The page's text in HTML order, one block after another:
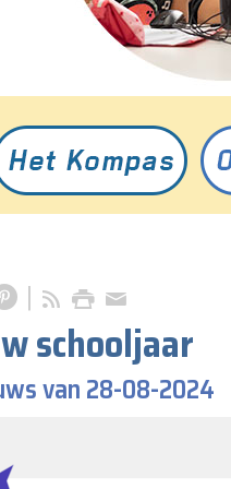
schooljaar
van 28-08-2024